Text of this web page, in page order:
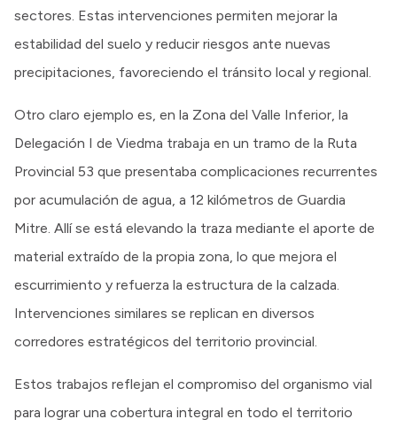
sectores. Estas intervenciones permiten mejorar la
estabilidad del suelo y reducir riesgos ante nuevas
precipitaciones, favoreciendo el tránsito local y regional.
Otro claro ejemplo es, en la Zona del Valle Inferior, la
Delegación I de Viedma trabaja en un tramo de la Ruta
Provincial 53 que presentaba complicaciones recurrentes
por acumulación de agua, a 12 kilómetros de Guardia
Mitre. Allí se está elevando la traza mediante el aporte de
material extraído de la propia zona, lo que mejora el
escurrimiento y refuerza la estructura de la calzada.
Intervenciones similares se replican en diversos
corredores estratégicos del territorio provincial.
Estos trabajos reflejan el compromiso del organismo vial
para lograr una cobertura integral en todo el territorio